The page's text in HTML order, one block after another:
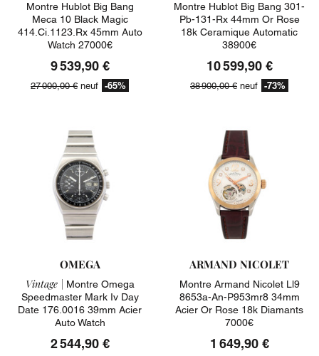
Montre Hublot Big Bang
Meca 10 Black Magic
414.ci.1123.rx 45mm Auto
Watch 27000€
9 539,90 €
27 000,00 € neuf -65%
Montre Hublot Big Bang 301-
Pb-131-Rx 44mm Or Rose
18k Ceramique Automatic
38900€
10 599,90 €
38 900,00 € neuf -73%
OMEGA
Vintage | Montre Omega
Speedmaster Mark Iv Day
Date 176.0016 39mm Acier
Auto Watch
2 544,90 €
ARMAND NICOLET
Montre Armand Nicolet Ll9
8653a-An-P953mr8 34mm
Acier Or Rose 18k Diamants
7000€
1 649,90 €